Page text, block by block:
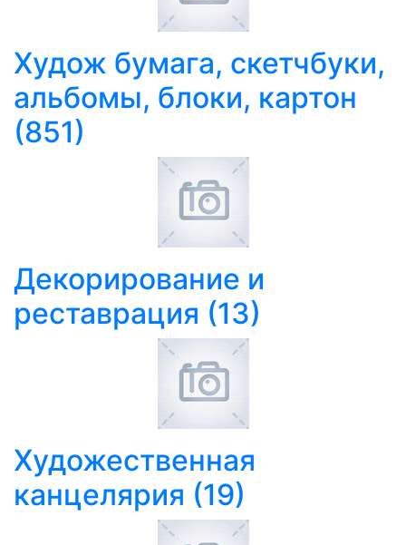
Худож бумага, скетчбуки,
альбомы, блоки, картон
(851)
Декорирование и
реставрация (13)
Художественная
канцелярия (19)